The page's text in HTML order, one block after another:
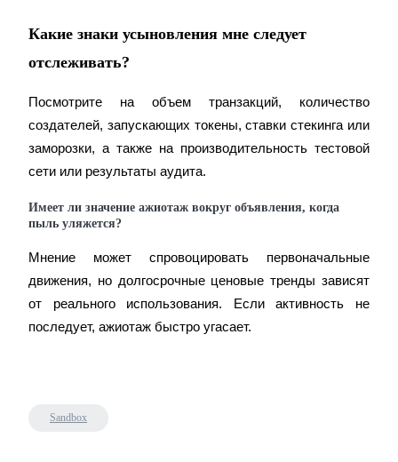
Какие знаки усыновления мне следует
отслеживать?
Посмотрите на объем транзакций, количество
создателей, запускающих токены, ставки стекинга или
заморозки, а также на производительность тестовой
сети или результаты аудита.
Имеет ли значение ажиотаж вокруг объявления, когда
пыль уляжется?
Мнение может спровоцировать первоначальные
движения, но долгосрочные ценовые тренды зависят
от реального использования. Если активность не
последует, ажиотаж быстро угасает.
Sandbox